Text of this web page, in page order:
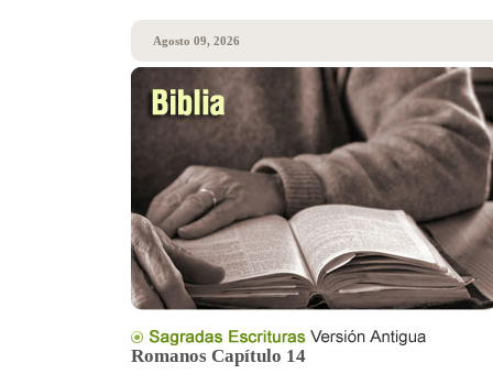
Agosto 09, 2026
Romanos Capítulo 14